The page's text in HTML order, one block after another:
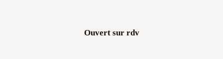
Ouvert sur rdv